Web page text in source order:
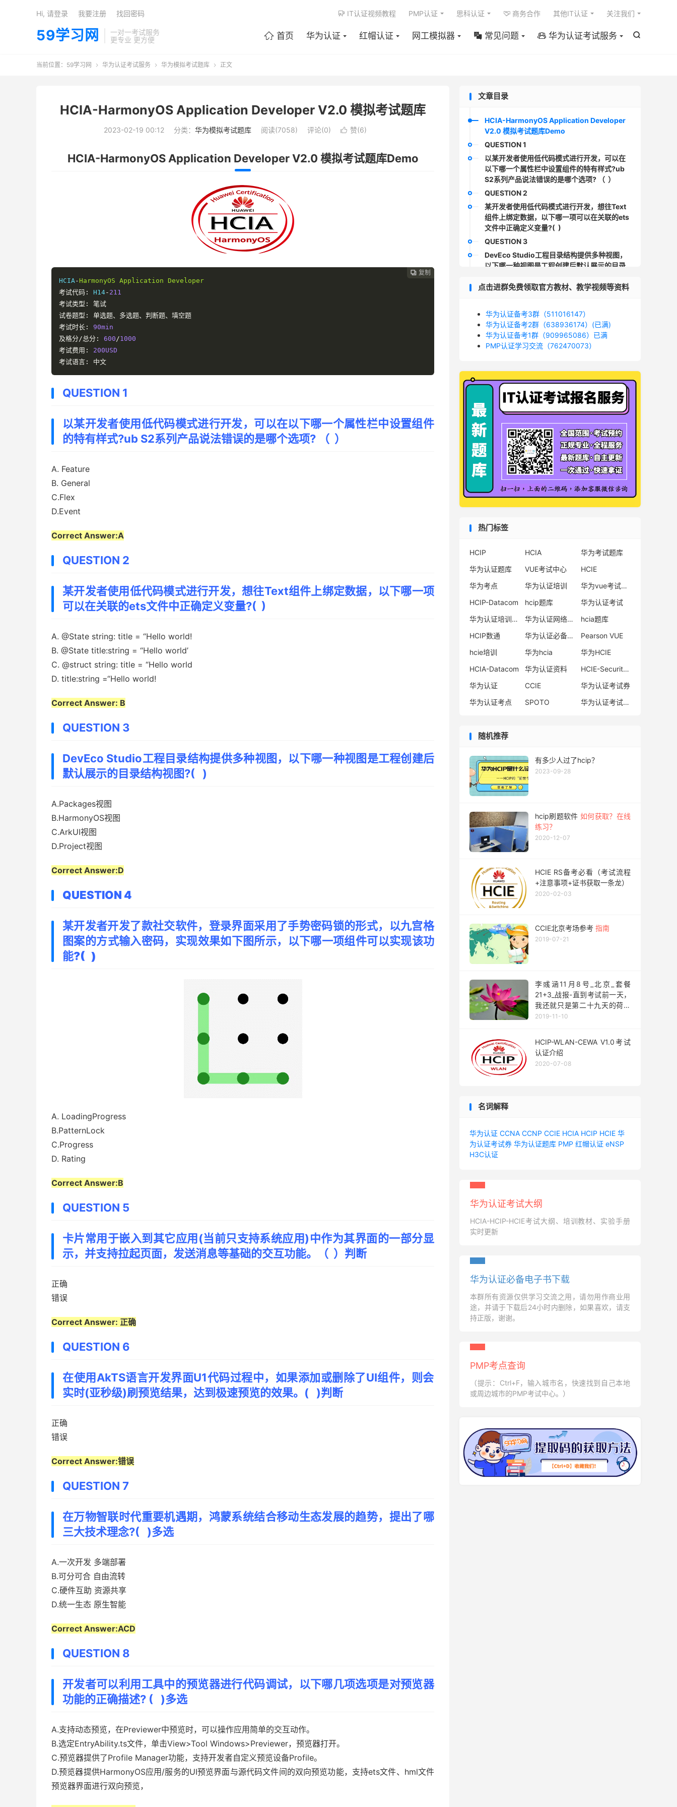
59学习网
一对一考试服务
更专业 更方便

 首页 华为认证 红帽认证 网工模拟器  常见问题  华为认证考试服务
 IT认证视频教程 PMP认证 思科认证  商务合作 其他IT认证 关注我们
Hi, 请登录 我要注册 找回密码
当前位置： 59学习网  华为认证考试服务  华为模拟考试题库  正文
HCIA-HarmonyOS Application Developer V2.0 模拟考试题库
2023-02-19 00:12 分类： 华为模拟考试题库 阅读(7058) 评论(0)  赞(6)
HCIA-HarmonyOS Application Developer V2.0 模拟考试题库Demo
 复制
 复制
 复制
HCIA-HarmonyOS Application Developer
考试代码:
H14- 211
考试类型:
笔试
试卷题型:
单选题、多选题、判断题、填空题
考试时长:
90min
及格分/总分:
600/1000
考试费用:
200USD
考试语言:
中文
QUESTION 1
以某开发者使用低代码模式进行开发，可以在以下哪一个属性栏中设置组件
的特有样式?ub S2系列产品说法错误的是哪个选项? （ ）
A. Feature
B. General
C.Flex
D.Event
Correct Answer:A
QUESTION 2
某开发者使用低代码模式进行开发，想往Text组件上绑定数据，以下哪一项
可以在关联的ets文件中正确定义变量?( )
A. @State string: title = “Hello world!
B. @State title:string = “Hello world’
C. @struct string: title = “Hello world
D. title:string =“Hello world!
Correct Answer: B
QUESTION 3
DevEco Studio工程目录结构提供多种视图，以下哪一种视图是工程创建后
默认展示的目录结构视图?( )
A.Packages视图
B.HarmonyOS视图
C.ArkUI视图
D.Project视图
Correct Answer:D
QUESTION 4
某开发者开发了款社交软件，登录界面采用了手势密码锁的形式，以九宫格
图案的方式输入密码，实现效果如下图所示，以下哪一项组件可以实现该功
能?( )
A. LoadingProgress
B.PatternLock
C.Progress
D. Rating
Correct Answer:B
QUESTION 5
卡片常用于嵌入到其它应用(当前只支持系统应用)中作为其界面的一部分显
示，并支持拉起页面，发送消息等基础的交互功能。（ ）判断
正确
错误
Correct Answer: 正确
QUESTION 6
在使用AkTS语言开发界面U1代码过程中，如果添加或删除了UI组件，则会
实时(亚秒级)刷预览结果，达到极速预览的效果。( )判断
正确
错误
Correct Answer:错误
QUESTION 7
在万物智联时代重要机遇期，鸿蒙系统结合移动生态发展的趋势，提出了哪
三大技术理念?( )多选
A.一次开发 多端部署
B.可分可合 自由流转
C.硬件互助 资源共享
D.统一生态 原生智能
Correct Answer:ACD
QUESTION 8
开发者可以利用工具中的预览器进行代码调试，以下哪几项选项是对预览器
功能的正确描述? ( )多选
A.支持动态预览，在Previewer中预览时，可以操作应用简单的交互动作。
B.选定EntryAbility.ts文件，单击View>Tool Windows>Previewer，预览器打开。
C.预览器提供了Profile Manager功能，支持开发者自定义预览设备Profile。
D.预览器提供HarmonyOS应用/服务的UI预览界面与源代码文件间的双向预览功能，支持ets文件、hml文件
预览器界面进行双向预览，
文章目录
HCIA-HarmonyOS Application Developer
V2.0 模拟考试题库Demo
QUESTION 1
以某开发者使用低代码模式进行开发，可以在
以下哪一个属性栏中设置组件的特有样式?ub
S2系列产品说法错误的是哪个选项? （ ）
QUESTION 2
某开发者使用低代码模式进行开发，想往Text
组件上绑定数据，以下哪一项可以在关联的ets
文件中正确定义变量?( )
QUESTION 3
DevEco Studio工程目录结构提供多种视图，
以下哪一种视图是工程创建后默认展示的目录
QUESTION 4
手势密码锁的形式，以九宫格图案的方式输入
密码，实现效果如下图所示，以下哪一项组件
可以实现该功能?( )
QUESTION 5
用)中作为其界面的一部分显示，并支持拉起页
面，发送消息等基础的交互功能。（ ）判断
QUESTION 6
在使用AkTS语言开发界面U1代码过程中，如
果添加或删除了UI组件，则会实时(亚秒级)刷
预览结果，达到极速预览的效果。( )判断
QUESTION 7
在万物智联时代重要机遇期，鸿蒙系统结合移
动生态发展的趋势，提出了哪三大技术理念?(
)多选
QUESTION 8
开发者可以利用工具中的预览器进行代码调
述? ( )多选
DevEco Studio提供模拟器供开发者运行和调
试HarmonyOS应用/服务，以下哪几项是对模
QUESTION 10
某开发者在EntryAbility中借助Want的
parameters参数，在启动SecondAbility时向
其传递数据，要想在SecondAbility/的page
页面中获取传递过来的数据，首先要在
象。 填空
考试科目
HCIA重认证规则
注意事项
点击进群免费领取官方教材、教学视频等资料
华为认证备考3群（511016147）
华为认证备考2群（638936174）(已满)
华为认证备考1群（909965086）已满
PMP认证学习交流（762470073）
热门标签
HCIP HCIA
华为考试题库
华为认证题库
VUE考试中心
HCIE
华为考点
华为认证培训
华为vue考试中心
HCIP-Datacom
hcip题库
华为认证考试
华为认证培训机构
华为认证网络工程师
hcia题库
HCIP数通
华为认证必备电子书系列
Pearson VUE
hcie培训
华为hcia
华为HCIE
HCIA-Datacom
华为认证资料
HCIE-Security备考指南
华为认证
CCIE
华为认证考试券
华为认证考点
SPOTO 华为认证考试费用
随机推荐
有多少人过了hcip？
2023-09-28
hcip刷题软件 如何获取？在线
练习？
2020-12-07
HCIE RS备考必看（考试流程
+注意事项+证书获取一条龙）
2020-02-03
CCIE北京考场参考 指南
2019-07-21
李彧涵11月8号_北京_套餐
21+3_战报-直到考试前一天，
我还就只是第二十九天的荷花
池。
2019-11-10
HCIP-WLAN-CEWA V1.0考试
认证介绍
2020-07-08
名词解释
华为认证 CCNA CCNP CCIE HCIA HCIP HCIE 华
为认证考试券 华为认证题库 PMP 红帽认证 eNSP
H3C认证
华为认证考试大纲
HCIA-HCIP-HCIE考试大纲、培训教材、实验手册
实时更新
华为认证必备电子书下载
本群所有资源仅供学习交流之用，请勿用作商业用
途，并请于下载后24小时内删除，如果喜欢，请支
持正版，谢谢。
PMP考点查询
（提示：Ctrl+F，输入城市名，快速找到自己本地
或周边城市的PMP考试中心。）